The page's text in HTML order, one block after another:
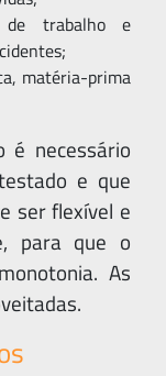
de trabalho e
matéria-prima
é necessário
e que
ser flexível e
para que o
As